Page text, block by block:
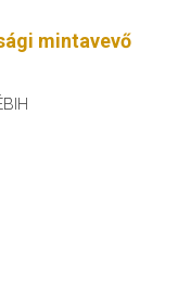
mintavevő